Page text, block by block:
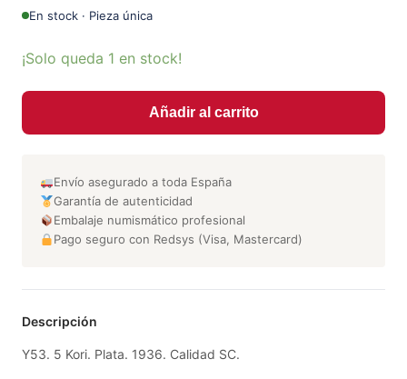
En stock · Pieza única
¡Solo queda 1 en stock!
Añadir al carrito
Envío asegurado a toda España
Garantía de autenticidad
Embalaje numismático profesional
Pago seguro con Redsys (Visa, Mastercard)
Descripción
Y53. 5 Kori. Plata. 1936. Calidad SC.